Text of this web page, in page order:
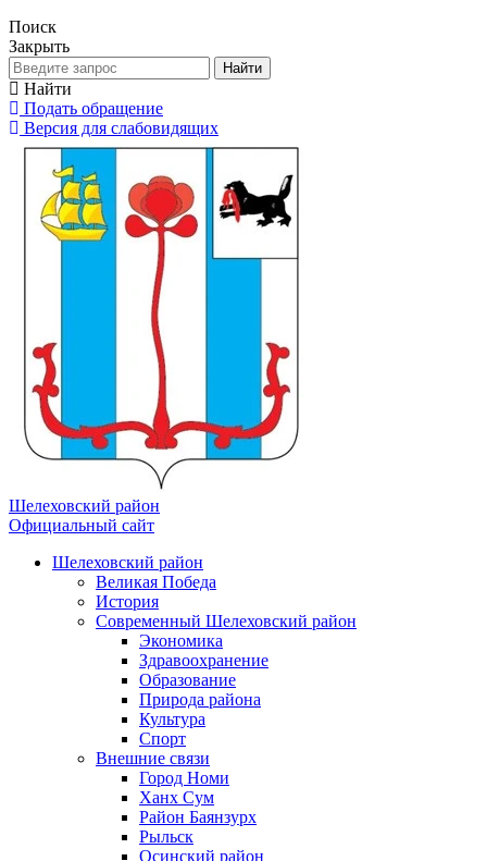
Поиск
Закрыть
Найти
Найти
Подать обращение
Версия для слабовидящих
Шелеховский район
Официальный сайт
Шелеховский район
Великая Победа
История
Современный Шелеховский район
Экономика
Здравоохранение
Образование
Природа района
Культура
Спорт
Внешние связи
Город Номи
Ханх Сум
Район Баянзурх
Рыльск
Осинский район